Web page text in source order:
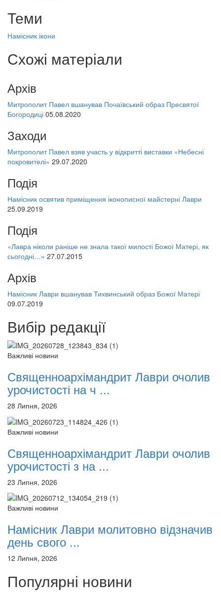
Теми
Намісник ікони
Схожі матеріали
Архів
Митрополит Павел вшанував Почаївський образ Пресвятої
Богородиці 05.08.2020
Заходи
Митрополит Павел взяв участь у відкритті виставки «Небесні
покровителі» 29.07.2020
Подія
Намісник освятив приміщення іконописної майстерні Лаври
25.09.2019
Подія
«Лавра ніколи раніше не знала такої милості Божої Матері, як
сьогодні…» 27.07.2015
Архів
Намісник Лаври вшанував Тихвинський образ Божої Матері
09.07.2019
Вибір редакції
Важливі новини
Священноархімандрит Лаври очолив
урочистості на ч ...
28 Липня, 2026
Важливі новини
Священноархімандрит Лаври очолив
урочистості з на ...
23 Липня, 2026
Важливі новини
Намісник Лаври молитовно відзначив
день свого ...
12 Липня, 2026
Популярні новини